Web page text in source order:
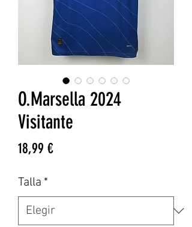
O.Marsella 2024
Visitante
18,99 €Precio
Talla *